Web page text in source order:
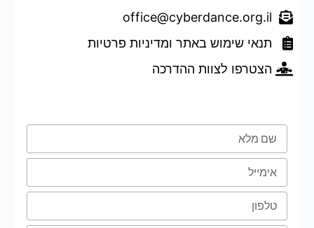
office@cyberdance.org.il
תנאי שימוש באתר ומדיניות פרטיות
הצטרפו לצוות ההדרכה